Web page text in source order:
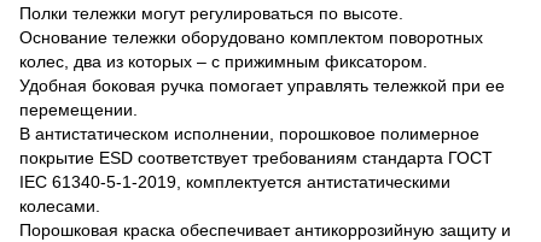
Полки тележки могут регулироваться по высоте.
Основание тележки оборудовано комплектом поворотных
колес, два из которых – с прижимным фиксатором.
Удобная боковая ручка помогает управлять тележкой при ее
перемещении.
В антистатическом исполнении, порошковое полимерное
покрытие ESD соответствует требованиям стандарта ГОСТ
IEC 61340-5-1-2019, комплектуется антистатическими
колесами.
Порошковая краска обеспечивает антикоррозийную защиту и